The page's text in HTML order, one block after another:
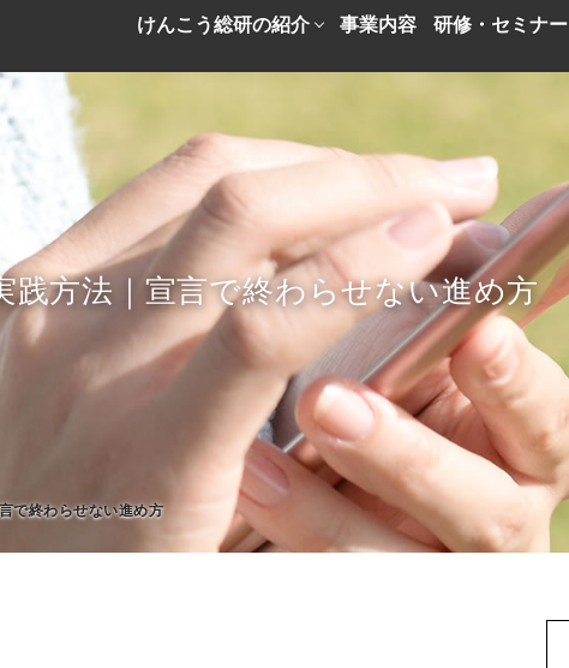
けんこう総研の紹介 事業内容 研修・セミナー
践方法｜宣言で終わらせない進め方
で終わらせない進め方